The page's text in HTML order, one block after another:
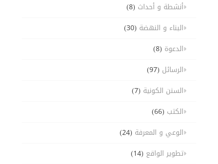
أنشطة و أحداث (8)
البناء و النهضة (30)
الدعوة (8)
الرسائل (97)
السنن الكونية (7)
الكتب (66)
الوعي و المعرفة (24)
تطوير الواقع (14)